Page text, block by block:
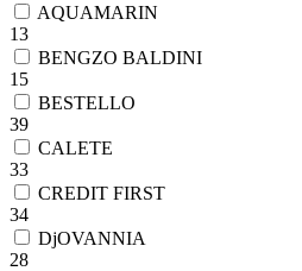
AQUAMARIN
13
BENGZO BALDINI
15
BESTELLO
39
CALETE
33
CREDIT FIRST
34
DjOVANNIA
28